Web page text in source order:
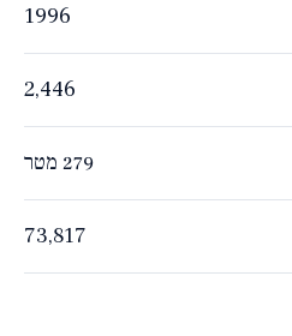
1996
2,446
279 מטר
73,817